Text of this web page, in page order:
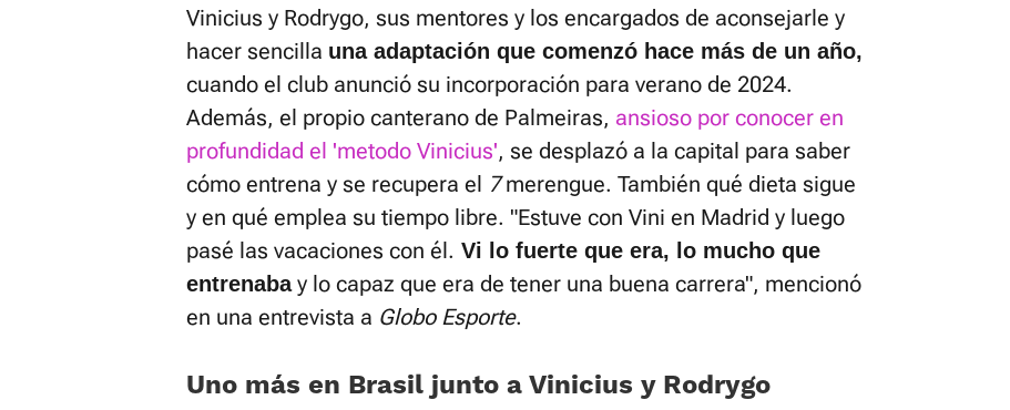
Vinicius y Rodrygo, sus mentores y los encargados de aconsejarle y
hacer sencilla una adaptación que comenzó hace más de un año,
cuando el club anunció su incorporación para verano de 2024.
Además, el propio canterano de Palmeiras, ansioso por conocer en
profundidad el 'metodo Vinicius', se desplazó a la capital para saber
cómo entrena y se recupera el 7merengue. También qué dieta sigue
y en qué emplea su tiempo libre. "Estuve con Vini en Madrid y luego
pasé las vacaciones con él. Vi lo fuerte que era, lo mucho que
entrenabay lo capaz que era de tener una buena carrera", mencionó
en una entrevista a Globo Esporte.
Uno más en Brasil junto a Vinicius y Rodrygo